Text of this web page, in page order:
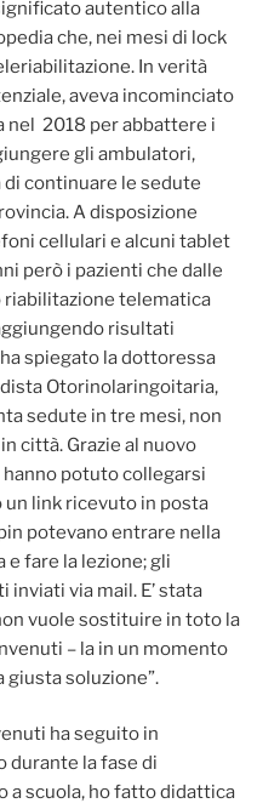
autentico alla
che, nei mesi di lock
In verità
aveva incominciato
nel 2018 per abbattere i
gli ambulatori,
continuare le sedute
A disposizione
cellulari e alcuni tablet
però i pazienti che dalle
telematica
risultati
spiegato la dottoressa
Otorinolaringoitaria,
sedute in tre mesi, non
città. Grazie al nuovo
potuto collegarsi
link ricevuto in posta
potevano entrare nella
fare la lezione; gli
via mail. E’ stata
vuole sostituire in toto la
– la in un momento
giusta soluzione”.
ha seguito in
durante la fase di
a scuola, ho fatto didattica